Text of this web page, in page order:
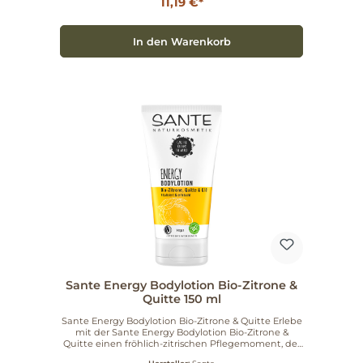
Pflege-Komplex füllt und baut Dein Haar auf, sodass
es eine natürlich kraftvolle Struktur erhält. Erlebe,
weich und geschmeidig anfühlt. Anwendungstipps:
Massiere eine haselnussgroße Menge des Shampoos
von Sante und gönne Deinem Haar die Pflege, die
es verdient. Hole Dir das Sante Deep Repair
Shampoo und erlebe die Verwandlung Deines
Haares!
In den Warenkorb
Sante Energy Bodylotion Bio-Zitrone &
Quitte 150 ml
Sante Energy Bodylotion Bio-Zitrone & Quitte Erlebe
mit der Sante Energy Bodylotion Bio-Zitrone &
Quitte einen fröhlich-zitrischen Pflegemoment, der